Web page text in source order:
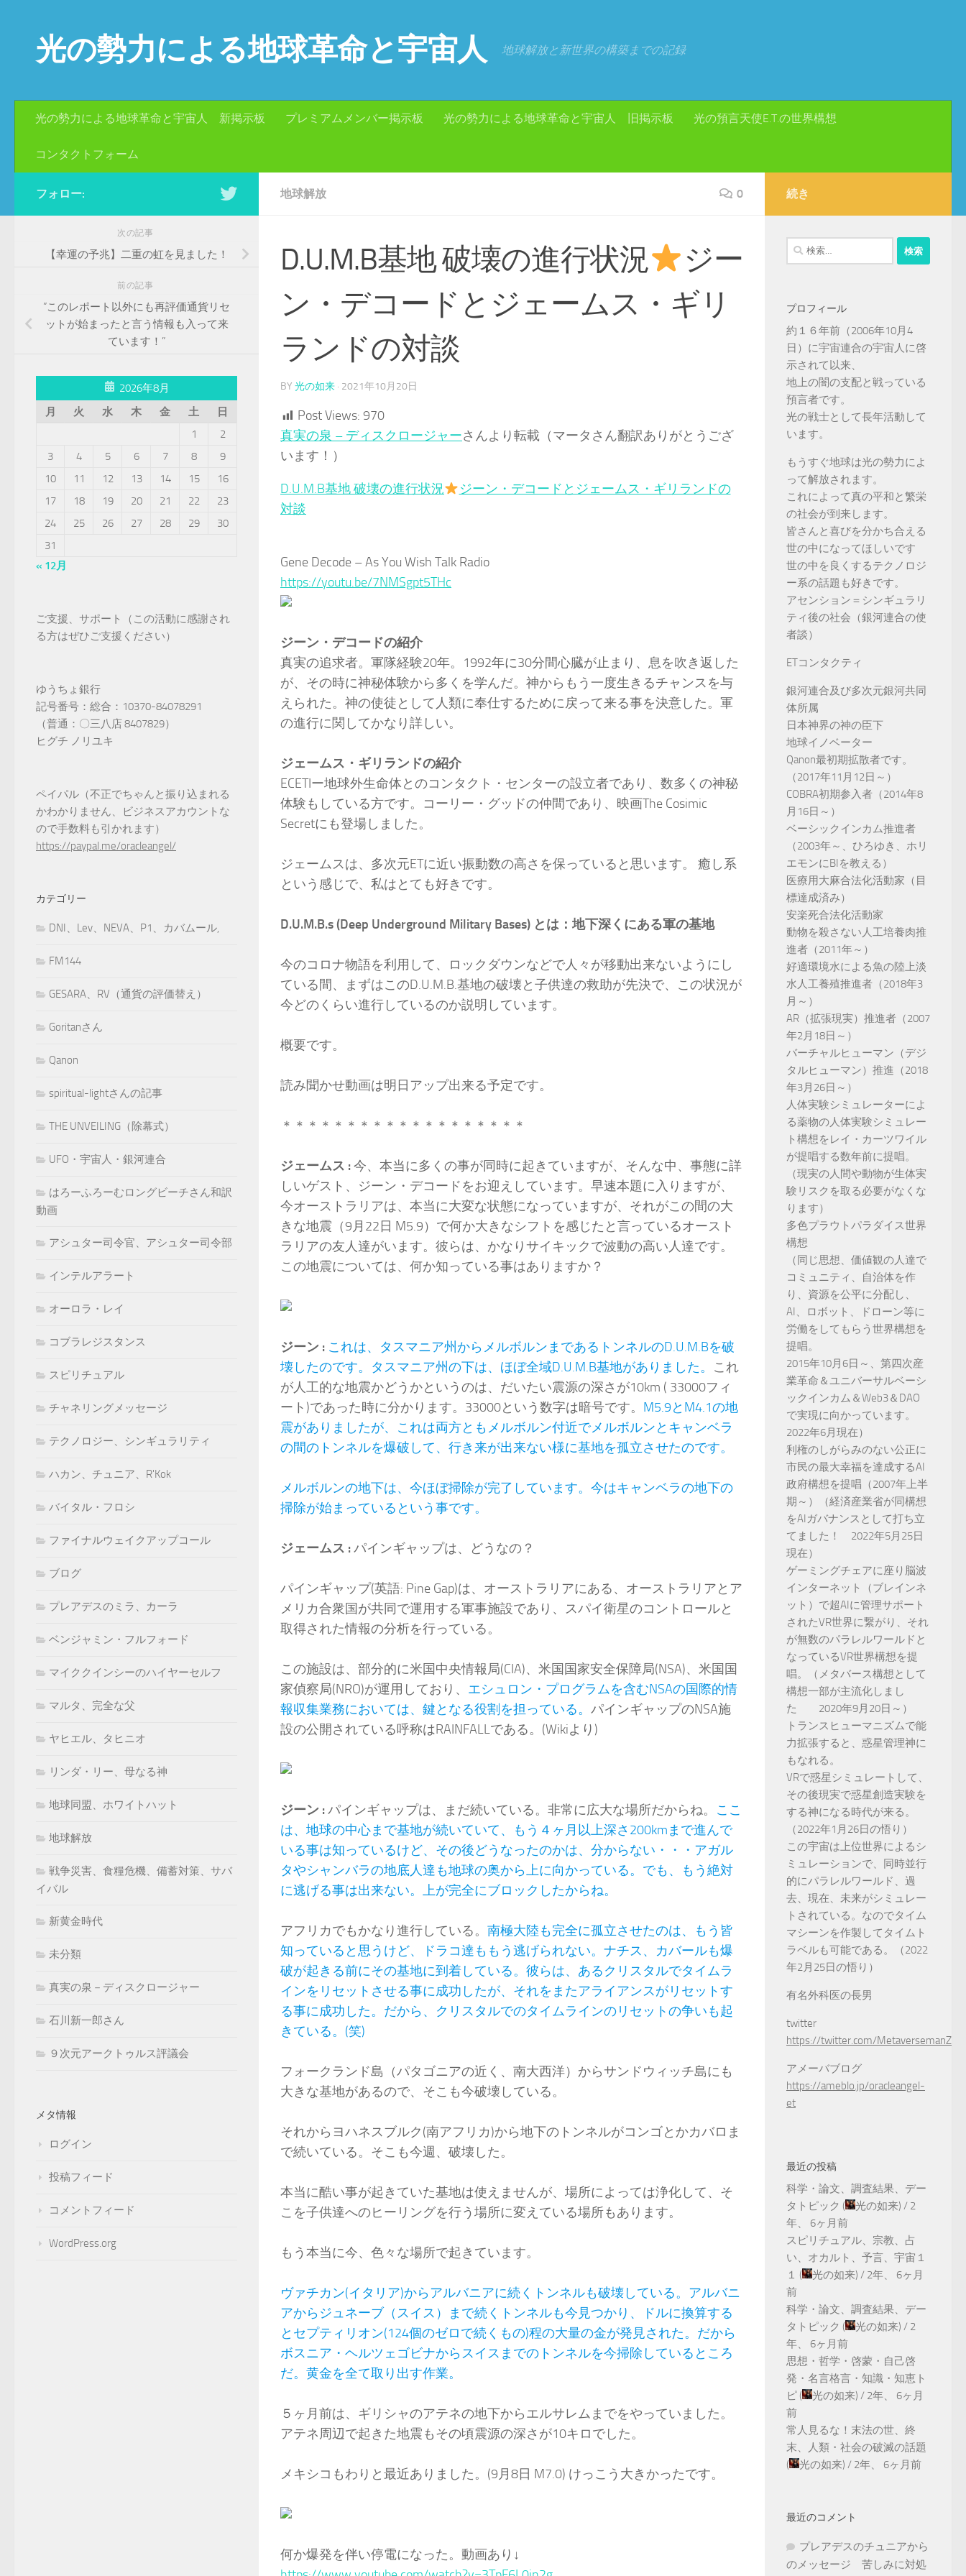
光の勢力による地球革命と宇宙人 地球解放と新世界の構築までの記録
光の勢力による地球革命と宇宙人 新掲示板 プレミアムメンバー掲示板 光の勢力による地球革命と宇宙人 旧掲示板 光の預言天使E.T.の世界構想
コンタクトフォーム
地球解放 0
D.U.M.B基地 破壊の進行状況
ジー
ン・デコードとジェームス・ギリ
ランドの対談
BY 光の如来 · 2021年10月20日
Post Views: 970
真実の泉 – ディスクロージャーさんより転載（マータさん翻訳ありがとうござ
います！）
D.U.M.B基地 破壊の進行状況
ジーン・デコードとジェームス・ギリランドの
対談
Gene Decode – As You Wish Talk Radio
https://youtu.be/7NMSgpt5THc
ジーン・デコードの紹介
真実の追求者。軍隊経験20年。1992年に30分間心臓が止まり、息を吹き返した
が、その時に神秘体験から多くを学んだ。神からもう一度生きるチャンスを与
えられた。神の使徒として人類に奉仕するために戻って来る事を決意した。軍
の進行に関してかなり詳しい。
ジェームス・ギリランドの紹介
ECETIー地球外生命体とのコンタクト・センターの設立者であり、数多くの神秘
体験もしている方です。コーリー・グッドの仲間であり、映画The Cosimic
Secretにも登場しました。
ジェームスは、多次元ETに近い振動数の高さを保っていると思います。 癒し系
という感じで、私はとても好きです。
D.U.M.B.s (Deep Underground Military Bases) とは：地下深くにある軍の基地
今のコロナ物語を利用して、ロックダウンなどで人々が移動出来ないようにし
ている間、まずはこのD.U.M.B.基地の破壊と子供達の救助が先決で、この状況が
今どのくらい進行しているのか説明しています。
概要です。
読み聞かせ動画は明日アップ出来る予定です。
＊＊＊＊＊＊＊＊＊＊＊＊＊＊＊＊＊＊＊
ジェームス :今、本当に多くの事が同時に起きていますが、そんな中、事態に詳
しいゲスト、ジーン・デコードをお迎えしています。早速本題に入りますが、
今オーストラリアは、本当に大変な状態になっていますが、それがこの間の大
きな地震（9月22日 M5.9）で何か大きなシフトを感じたと言っているオースト
ラリアの友人達がいます。彼らは、かなりサイキックで波動の高い人達です。
この地震については、何か知っている事はありますか？
ジーン : これは、タスマニア州からメルボルンまであるトンネルのD.U.M.Bを破
壊したのです。タスマニア州の下は、ほぼ全域D.U.M.B基地がありました。 これ
が人工的な地震かどうかというのは、だいたい震源の深さが10km ( 33000フィ
ート)であった時に分かります。33000という数字は暗号です。 M5.9とM4.1の地
震がありましたが、これは両方ともメルボルン付近でメルボルンとキャンベラ
の間のトンネルを爆破して、行き来が出来ない様に基地を孤立させたのです。
メルボルンの地下は、今ほぼ掃除が完了しています。今はキャンベラの地下の
掃除が始まっているという事です。
ジェームス :パインギャップは、どうなの？
パインギャップ(英語: Pine Gap)は、オーストラリアにある、オーストラリアとア
メリカ合衆国が共同で運用する軍事施設であり、スパイ衛星のコントロールと
取得された情報の分析を行っている。
この施設は、部分的に米国中央情報局(CIA)、米国国家安全保障局(NSA)、米国国
家偵察局(NRO)が運用しており、 エシュロン・プログラムを含むNSAの国際的情
報収集業務においては、鍵となる役割を担っている。 パインギャップのNSA施
設の公開されている呼称はRAINFALLである。(Wikiより)
ジーン :パインギャップは、まだ続いている。非常に広大な場所だからね。 ここ
は、地球の中心まで基地が続いていて、もう４ヶ月以上深さ200kmまで進んで
いる事は知っているけど、その後どうなったのかは、分からない・・・アガル
タやシャンバラの地底人達も地球の奥から上に向かっている。でも、もう絶対
に逃げる事は出来ない。上が完全にブロックしたからね。
アフリカでもかなり進行している。 南極大陸も完全に孤立させたのは、もう皆
知っていると思うけど、ドラコ達ももう逃げられない。ナチス、カバールも爆
破が起きる前にその基地に到着している。彼らは、あるクリスタルでタイムラ
インをリセットさせる事に成功したが、それをまたアライアンスがリセットす
る事に成功した。だから、クリスタルでのタイムラインのリセットの争いも起
きている。(笑)
フォークランド島（パタゴニアの近く、南大西洋）からサンドウィッチ島にも
大きな基地があるので、そこも今破壊している。
それからヨハネスブルク(南アフリカ)から地下のトンネルがコンゴとかカバロま
で続いている。そこも今週、破壊した。
本当に酷い事が起きていた基地は使えませんが、場所によっては浄化して、そ
こを子供達へのヒーリングを行う場所に変えている場所もあります。
もう本当に今、色々な場所で起きています。
ヴァチカン(イタリア)からアルバニアに続くトンネルも破壊している。アルバニ
アからジュネーブ（スイス）まで続くトンネルも今見つかり、ドルに換算する
とセプティリオン(124個のゼロで続くもの)程の大量の金が発見された。だから
ボスニア・ヘルツェゴビナからスイスまでのトンネルを今掃除しているところ
だ。黄金を全て取り出す作業。
５ヶ月前は、ギリシャのアテネの地下からエルサレムまでをやっていました。
アテネ周辺で起きた地震もその頃震源の深さが10キロでした。
メキシコもわりと最近ありました。(9月8日 M7.0) けっこう大きかったです。
何か爆発を伴い停電になった。動画あり↓
フォロー:
次の記事
【幸運の予兆】二重の虹を見ました！
前の記事
”このレポート以外にも再評価通貨リセ
ットが始まったと言う情報も入って来
ています！”
2026年8月
月
火 水 木 金 土
日
1
2
3
4 5 6 7 8
9
10
11 12 13 14 15
16
17
18 19 20 21 22
23
24
25 26 27 28 29
30
31
« 12月
ご支援、サポート（この活動に感謝され
る方はぜひご支援ください）
ゆうちょ銀行
記号番号：総合：10370-84078291
（普通：〇三八店 8407829）
ヒグチ ノリユキ
ペイパル（不正でちゃんと振り込まれる
かわかりません、ビジネスアカウントな
ので手数料も引かれます）
https://paypal.me/oracleangel/
カテゴリー
DNI、Lev、NEVA、P1、カバムール,
FM144
GESARA、RV（通貨の評価替え）
Goritanさん
Qanon
spiritual-lightさんの記事
THE UNVEILING（除幕式）
UFO・宇宙人・銀河連合
はろーふろーむロングビーチさん和訳
動画
アシュター司令官、アシュター司令部
インテルアラート
オーロラ・レイ
コブラレジスタンス
スピリチュアル
チャネリングメッセージ
テクノロジー、シンギュラリティ
ハカン、チュニア、R'Kok
バイタル・フロシ
ファイナルウェイクアップコール
ブログ
プレアデスのミラ、カーラ
ベンジャミン・フルフォード
マイククインシーのハイヤーセルフ
マルタ、完全な父
ヤヒエル、タヒニオ
リンダ・リー、母なる神
地球同盟、ホワイトハット
地球解放
戦争災害、食糧危機、備蓄対策、サバ
イバル
新黄金時代
未分類
真実の泉－ディスクロージャー
石川新一郎さん
９次元アークトゥルス評議会
メタ情報
ログイン
投稿フィード
コメントフィード
WordPress.org
続き
検
索:
プロフィール
約１６年前（2006年10月4
日）に宇宙連合の宇宙人に啓
示されて以来、
地上の闇の支配と戦っている
預言者です。
光の戦士として長年活動して
います。
もうすぐ地球は光の勢力によ
って解放されます。
これによって真の平和と繁栄
の社会が到来します。
皆さんと喜びを分かち合える
世の中になってほしいです
世の中を良くするテクノロジ
ー系の話題も好きです。
アセンション＝シンギュラリ
ティ後の社会（銀河連合の使
者談）
ETコンタクティ
銀河連合及び多次元銀河共同
体所属
日本神界の神の臣下
地球イノベーター
Qanon最初期拡散者です。
（2017年11月12日～）
COBRA初期参入者（2014年8
月16日～）
ベーシックインカム推進者
（2003年～、ひろゆき、ホリ
エモンにBIを教える）
医療用大麻合法化活動家（目
標達成済み）
安楽死合法化活動家
動物を殺さない人工培養肉推
進者（2011年～）
好適環境水による魚の陸上淡
水人工養殖推進者（2018年3
月～）
AR（拡張現実）推進者（2007
年2月18日～）
バーチャルヒューマン（デジ
タルヒューマン）推進（2018
年3月26日～）
人体実験シミュレーターによ
る薬物の人体実験シミュレー
ト構想をレイ・カーツワイル
が提唱する数年前に提唱。
（現実の人間や動物が生体実
験リスクを取る必要がなくな
ります）
多色プラウトパラダイス世界
構想
（同じ思想、価値観の人達で
コミュニティ、自治体を作
り、資源を公平に分配し、
AI、ロボット、ドローン等に
労働をしてもらう世界構想を
提唱。
2015年10月6日～、第四次産
業革命＆ユニバーサルベーシ
ックインカム＆Web3＆DAO
で実現に向かっています。
2022年6月現在）
利権のしがらみのない公正に
市民の最大幸福を達成するAI
政府構想を提唱（2007年上半
期～）（経済産業省が同構想
をAIガバナンスとして打ち立
てました！ 2022年5月25日
現在）
ゲーミングチェアに座り脳波
インターネット（ブレインネ
ット）で超AIに管理サポート
されたVR世界に繋がり、それ
が無数のパラレルワールドと
なっているVR世界構想を提
唱。（メタバース構想として
構想一部が主流化しまし
た 2020年9月20日～）
トランスヒューマニズムで能
力拡張すると、惑星管理神に
もなれる。
VRで惑星シミュレートして、
その後現実で惑星創造実験を
する神になる時代が来る。
（2022年1月26日の悟り）
この宇宙は上位世界によるシ
ミュレーションで、同時並行
的にパラレルワールド、過
去、現在、未来がシミュレー
トされている。なのでタイム
マシーンを作製してタイムト
ラベルも可能である。（2022
年2月25日の悟り）
有名外科医の長男
twitter
https://twitter.com/MetaversemanZ
アメーバブログ
https://ameblo.jp/oracleangel-
et
最近の投稿
科学・論文、調査結果、デー
タトピック ( 光の如来) / 2
年、 6ヶ月前
スピリチュアル、宗教、占
い、オカルト、予言、宇宙１
１ ( 光の如来) / 2年、 6ヶ月
前
科学・論文、調査結果、デー
タトピック ( 光の如来) / 2
年、 6ヶ月前
思想・哲学・啓蒙・自己啓
発・名言格言・知識・知恵ト
ピ ( 光の如来) / 2年、 6ヶ月
前
常人見るな！末法の世、終
末、人類・社会の破滅の話題
(
光の如来) / 2年、 6ヶ月前
最近のコメント
プレアデスのチュニアから
のメッセージ 苦しみに対処